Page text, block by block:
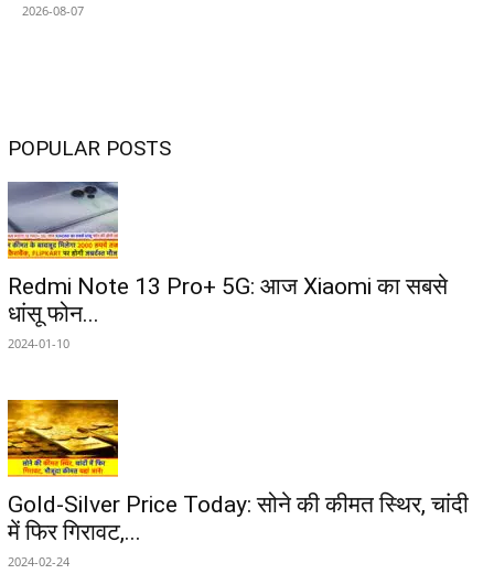
2026-08-07
POPULAR POSTS
Redmi Note 13 Pro+ 5G: आज Xiaomi का सबसे
धांसू फोन...
2024-01-10
Gold-Silver Price Today: सोने की कीमत स्थिर, चांदी
में फिर गिरावट,...
2024-02-24